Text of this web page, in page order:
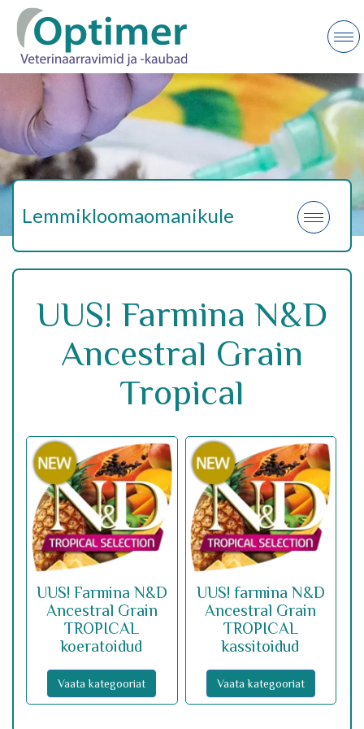
Lemmikloomaomanikule
UUS! Farmina N&D
Ancestral Grain
Tropical
UUS! Farmina N&D
Ancestral Grain
TROPICAL
koeratoidud
Vaata kategooriat
UUS! farmina N&D
Ancestral Grain
TROPICAL
kassitoidud
Vaata kategooriat